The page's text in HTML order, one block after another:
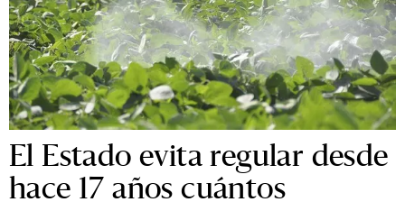
El Estado evita regular desde
hace 17 años cuántos